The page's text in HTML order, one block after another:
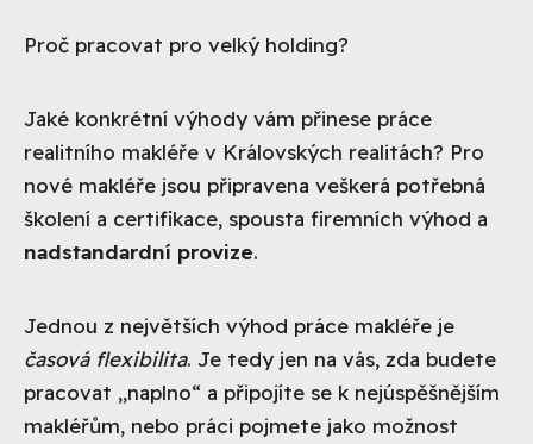
Proč pracovat pro velký holding?
Jaké konkrétní výhody vám přinese práce
realitního makléře v Královských realitách? Pro
nové makléře jsou připravena veškerá potřebná
školení a certifikace, spousta firemních výhod a
nadstandardní provize.
Jednou z největších výhod práce makléře je
časová flexibilita. Je tedy jen na vás, zda budete
pracovat „naplno“ a připojíte se k nejúspěšnějším
makléřům, nebo práci pojmete jako možnost